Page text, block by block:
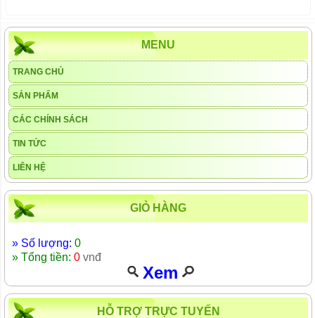
MENU
TRANG CHỦ
SẢN PHẨM
CÁC CHÍNH SÁCH
TIN TỨC
LIÊN HỆ
GIỎ HÀNG
» Số lượng: 0
» Tổng tiền: 0 vnđ
Xem
HỖ TRỢ TRỰC TUYẾN